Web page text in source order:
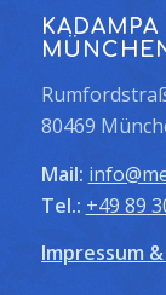
80469
Mail:
Tel.: +49 89
Impressum &